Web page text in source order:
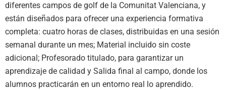
diferentes campos de golf de la Comunitat Valenciana, y
están diseñados para ofrecer una experiencia formativa
completa: cuatro horas de clases, distribuidas en una sesión
semanal durante un mes; Material incluido sin coste
adicional; Profesorado titulado, para garantizar un
aprendizaje de calidad y Salida final al campo, donde los
alumnos practicarán en un entorno real lo aprendido.